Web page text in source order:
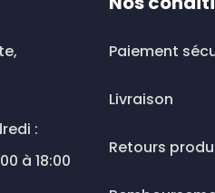
:
à 18:00
Paiement
Livraison
Retours